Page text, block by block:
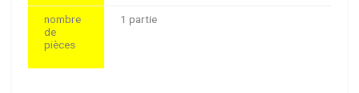
nombre
de
pièces
1 partie